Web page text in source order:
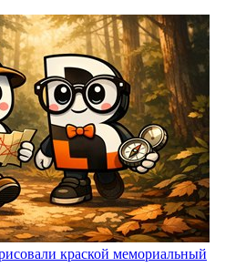
краской мемориальный